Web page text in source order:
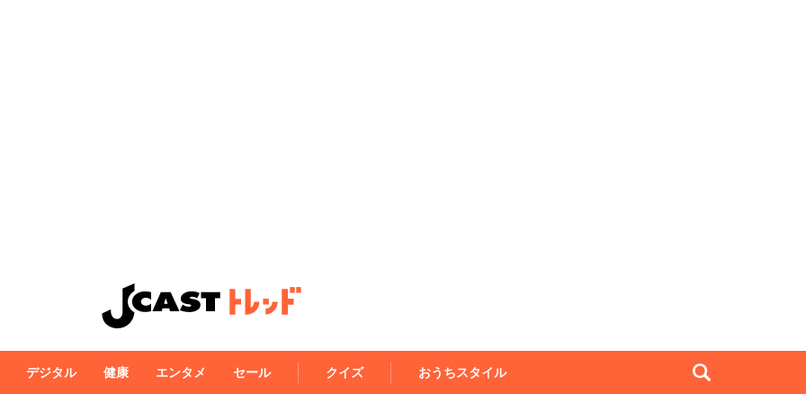
デジタル 健康 エンタメ セール クイズ おうちスタイル